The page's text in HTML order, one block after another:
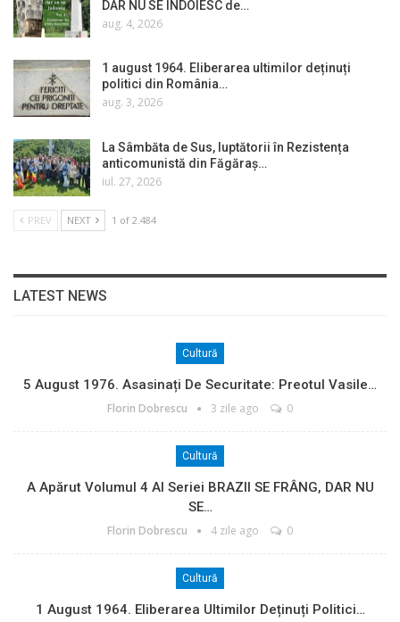
DAR NU SE ÎNDOIESC de…
aug. 4, 2026
1 august 1964. Eliberarea ultimilor deținuți
politici din România…
aug. 3, 2026
La Sâmbăta de Sus, luptătorii în Rezistența
anticomunistă din Făgăraș…
iul. 27, 2026
PREV NEXT 1 of 2.484
LATEST NEWS
Cultură
5 August 1976. Asasinați De Securitate: Preotul Vasile…
Florin Dobrescu 3 zile ago 0
Cultură
A Apărut Volumul 4 Al Seriei BRAZII SE FRÂNG, DAR NU
SE…
Florin Dobrescu 4 zile ago 0
Cultură
1 August 1964. Eliberarea Ultimilor Deținuți Politici…